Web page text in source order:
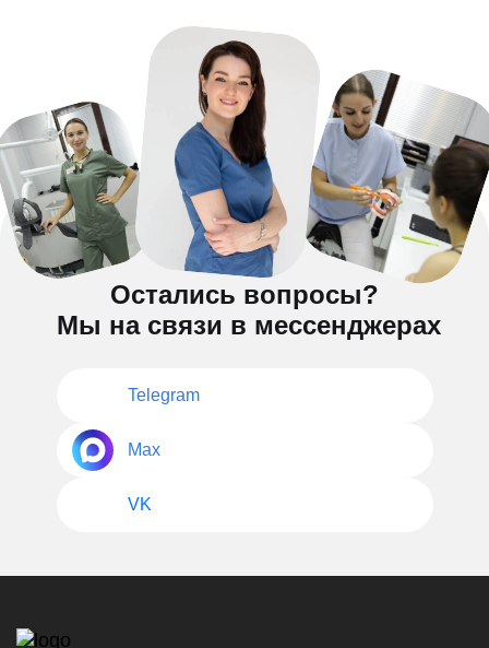
Остались вопросы?
Мы на связи в мессенджерах
Telegram
Max
VK